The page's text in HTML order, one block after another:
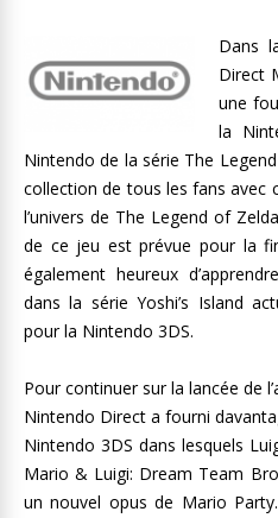
Dans
Direct
une
la
Nintendo de la série The
collection de tous les fans avec
l’univers de The Legend of
de ce jeu est prévue pour la
également heureux
dans la série Yoshi’s Island
pour la Nintendo 3DS.
Pour continuer sur la lancée de
Nintendo Direct a fourni
Nintendo 3DS dans lesquels
Mario & Luigi: Dream Team
un nouvel opus de Mario